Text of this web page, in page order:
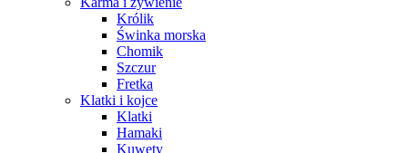
Królik
Świnka morska
Chomik
Szczur
Fretka
Klatki i kojce
Klatki
Hamaki
Kuwety